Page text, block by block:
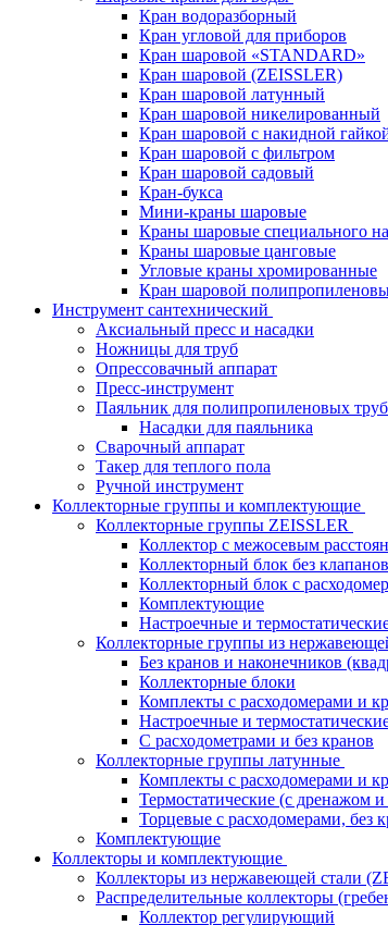
Кран водоразборный
Кран угловой для приборов
Кран шаровой «STANDARD»
Кран шаровой (ZEISSLER)
Кран шаровой латунный
Кран шаровой никелированный
Кран шаровой с накидной
Кран шаровой с фильтром
Кран шаровой садовый
Кран-букса
Мини-краны шаровые
Краны шаровые специального
Краны шаровые цанговые
Угловые краны хромированные
Кран шаровой
Инструмент сантехнический
Аксиальный пресс и насадки
Ножницы для труб
Опрессовачный аппарат
Пресс-инструмент
Паяльник для полипропиленовых
Насадки для паяльника
Сварочный аппарат
Такер для теплого пола
Ручной инструмент
Коллекторные группы и комплектующие
Коллекторные группы ZEISSLER
Коллектор с межосевым
Коллекторный блок без клапанов
Коллекторный блок с
Комплектующие
Настроечные и
Коллекторные группы из
Без кранов и наконечников
Коллекторные блоки
Комплекты с расходомерами и
Настроечные и
С расходометрами и без кранов
Коллекторные группы латунные
Комплекты с расходомерами и
Термостатические (с дренажом
Торцевые с расходомерами, без
Комплектующие
Коллекторы и комплектующие
Коллекторы из нержавеющей стали
Распределительные коллекторы
Коллектор регулирующий